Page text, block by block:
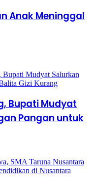
Anak Meninggal
Bupati Mudyat
Pangan untuk